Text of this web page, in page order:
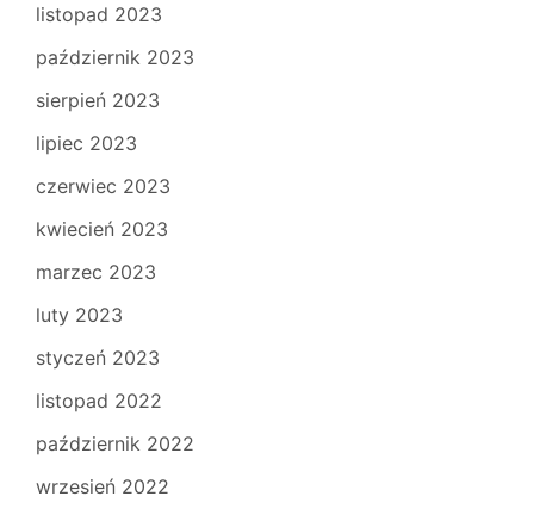
listopad 2023
październik 2023
sierpień 2023
lipiec 2023
czerwiec 2023
kwiecień 2023
marzec 2023
luty 2023
styczeń 2023
listopad 2022
październik 2022
wrzesień 2022